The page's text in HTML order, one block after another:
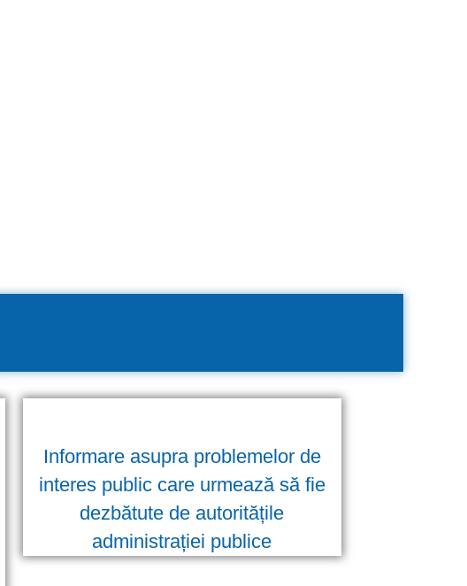
Informare asupra problemelor de
interes public care urmează să fie
dezbătute de autoritățile
administrației publice